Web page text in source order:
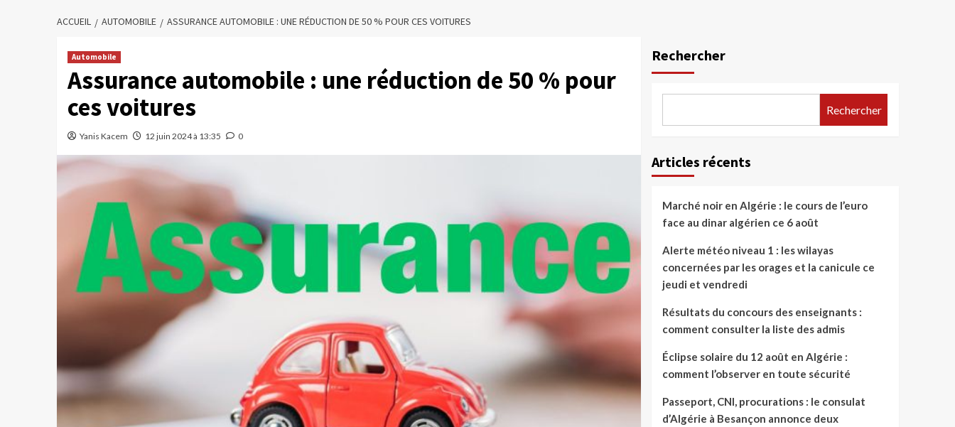
ACCUEIL AUTOMOBILE ASSURANCE AUTOMOBILE : UNE RÉDUCTION DE 50 % POUR CES VOITURES
Automobile
Assurance automobile : une réduction de 50 % pour
ces voitures
Yanis Kacem 12 juin 2024 à 13:35 0
Rechercher
Rechercher
Articles récents
Marché noir en Algérie : le cours de l’euro
face au dinar algérien ce 6 août
Alerte météo niveau 1 : les wilayas
concernées par les orages et la canicule ce
jeudi et vendredi
Résultats du concours des enseignants :
comment consulter la liste des admis
Éclipse solaire du 12 août en Algérie :
comment l’observer en toute sécurité
Passeport, CNI, procurations : le consulat
d’Algérie à Besançon annonce deux